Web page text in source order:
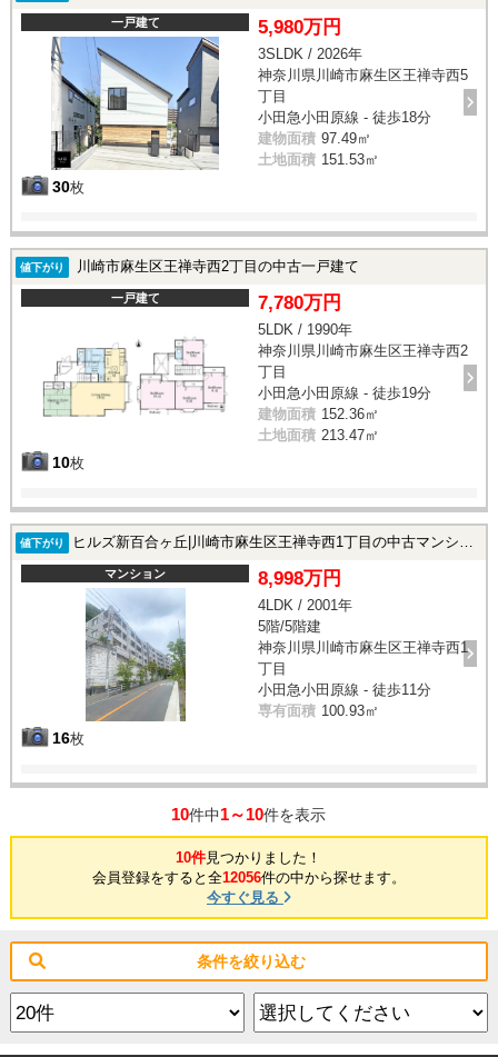
一戸建て
30枚
5,980万円
3SLDK / 2026年
神奈川県川崎市麻生区王禅寺西5
丁目
小田急小田原線 - 徒歩18分
建物面積 97.49㎡
土地面積 151.53㎡
値下がり 川崎市麻生区王禅寺西2丁目の中古一戸建て
一戸建て
10枚
7,780万円
5LDK / 1990年
神奈川県川崎市麻生区王禅寺西2
丁目
小田急小田原線 - 徒歩19分
建物面積 152.36㎡
土地面積 213.47㎡
値下がり ヒルズ新百合ヶ丘|川崎市麻生区王禅寺西1丁目の中古マンション
マンション
16枚
8,998万円
4LDK / 2001年
5階/5階建
神奈川県川崎市麻生区王禅寺西1
丁目
小田急小田原線 - 徒歩11分
専有面積 100.93㎡
10件中1～10件を表示
10件見つかりました！
会員登録をすると全12056件の中から探せます。
今すぐ見る
条件を絞り込む